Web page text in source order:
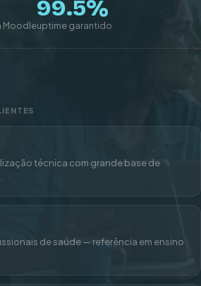
Moodle
99.5%
uptime garantido
técnica com grande base de
de saúde — referência em ensino